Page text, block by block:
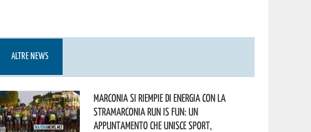
ALTRE NEWS
Marconia si riempie di energia con la
StraMarconia Run is Fun: un
appuntamento che unisce sport,